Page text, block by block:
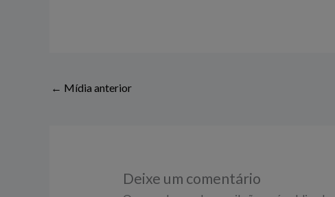
← Mídia anterior
Deixe um comentário